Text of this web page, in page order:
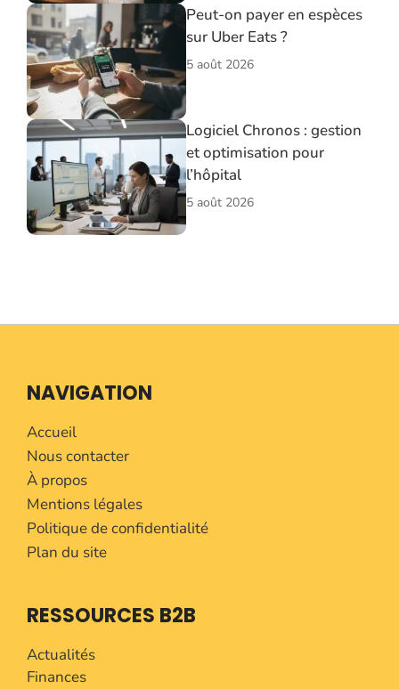
Peut-on payer en espèces
sur Uber Eats ?
5 août 2026
Logiciel Chronos : gestion
et optimisation pour
l’hôpital
5 août 2026
NAVIGATION
Accueil
Nous contacter
À propos
Mentions légales
Politique de confidentialité
Plan du site
RESSOURCES B2B
Actualités
Finances